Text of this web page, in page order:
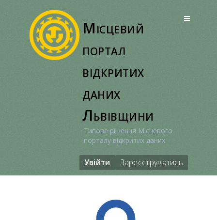
Місцевий
портал
відкритих
даних
Львівщини
Типове рішення Місцевого
порталу відкритих даних
Увійти Зареєструватись